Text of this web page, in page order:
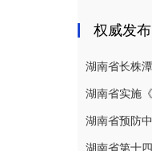
权威发布
湖南省长株
湖南省预防